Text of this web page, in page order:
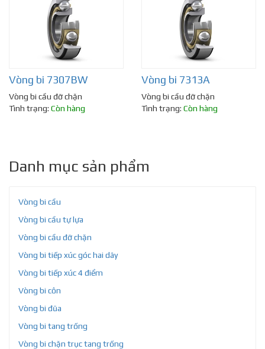
Vòng bi 7307BW
Vòng bi cầu đỡ chặn
Tình trạng: Còn hàng
Vòng bi 7313A
Vòng bi cầu đỡ chặn
Tình trạng: Còn hàng
Danh mục sản phẩm
Vòng bi cầu
Vòng bi cầu tự lựa
Vòng bi cầu đỡ chặn
Vòng bi tiếp xúc góc hai dãy
Vòng bi tiếp xúc 4 điểm
Vòng bi côn
Vòng bi đũa
Vòng bi tang trống
Vòng bi chặn trục tang trống